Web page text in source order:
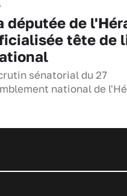
députée de
tête de
sénatorial du 27
national de